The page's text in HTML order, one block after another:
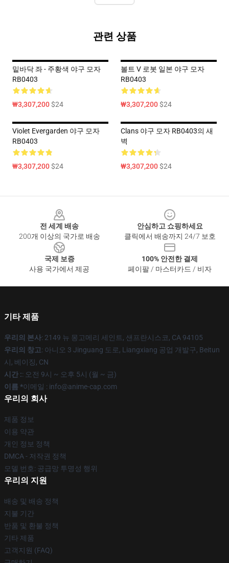
관련 상품
밑바닥 좌 - 주황색 야구 모자
RB0403
₩3,307,200$24
볼트 V 로봇 일본 야구 모자
RB0403
₩3,307,200$24
Violet Evergarden 야구 모자
RB0403
₩3,307,200$24
Clans 야구 모자 RB0403의 새
벽
₩3,307,200$24
전 세계 배송
200개 이상의 국가로 배송
안심하고 쇼핑하세요
클릭에서 배송까지 24/7 보호
국제 보증
사용 국가에서 제공
100% 안전한 결제
페이팔 / 마스터카드 / 비자
기타 제품
우리의 본사: 2149 뉴 몽고메리 세인트, 샌프란시스코, CA 94105
우리의 창고: 아니오 3 Jinguang 도로, Liangxiang 공업 개발구, Beitun
시, 베이징, CN
시간 :: 오전 9시 ~ 오후 5시 (월 ~ 금)
이름 *이메일 : info@anime-cap.com
우리의 회사
제품 정보
이용 약관
개인 정보 정책
DMCA - 저작권 정책
모델 번호: 공급망 투명성 행위
우리의 지원
배송 및 배송 정책
지불 기간
반품 및 환불 정책
기타 제품
고객지원 (FAQ)